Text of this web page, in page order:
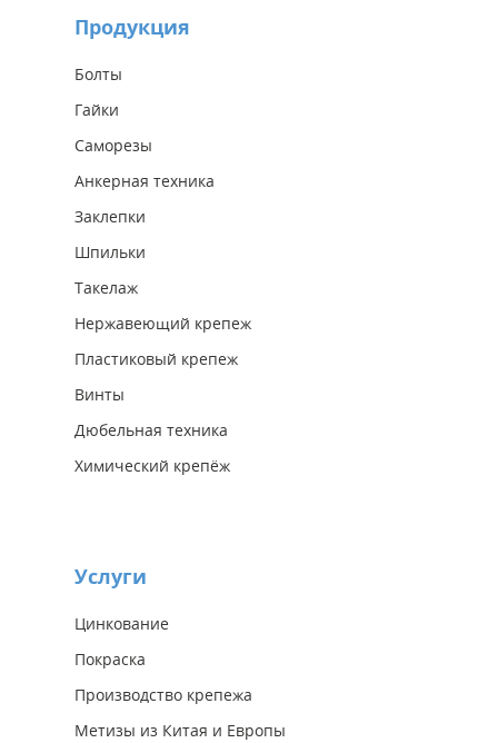
Продукция
Болты
Гайки
Саморезы
Анкерная техника
Заклепки
Шпильки
Такелаж
Нержавеющий крепеж
Пластиковый крепеж
Винты
Дюбельная техника
Химический крепёж
Услуги
Цинкование
Покраска
Производство крепежа
Метизы из Китая и Европы